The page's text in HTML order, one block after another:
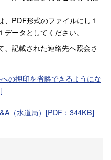
PDF形式のファイルにし１
ータとしてください。
、記載された連絡先へ照会さ
の押印を省略できるようにな
（水道局）[PDF：344KB]